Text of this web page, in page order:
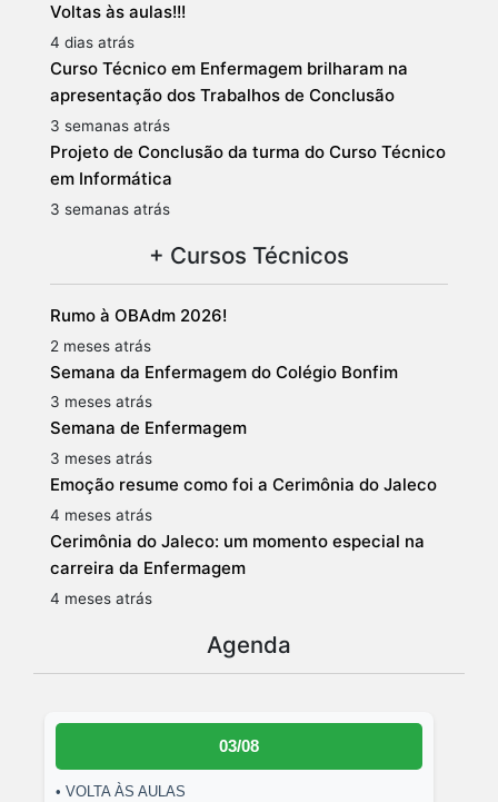
Voltas às aulas!!!
4 dias atrás
Curso Técnico em Enfermagem brilharam na
apresentação dos Trabalhos de Conclusão
3 semanas atrás
Projeto de Conclusão da turma do Curso Técnico
em Informática
3 semanas atrás
+ Cursos Técnicos
Rumo à OBAdm 2026!
2 meses atrás
Semana da Enfermagem do Colégio Bonfim
3 meses atrás
Semana de Enfermagem
3 meses atrás
Emoção resume como foi a Cerimônia do Jaleco
4 meses atrás
Cerimônia do Jaleco: um momento especial na
carreira da Enfermagem
4 meses atrás
Agenda
03/08
• VOLTA ÀS AULAS